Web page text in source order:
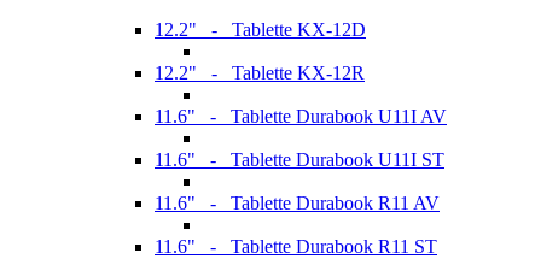
12.2" - Tablette KX-12D
12.2" - Tablette KX-12R
11.6" - Tablette Durabook U11I AV
11.6" - Tablette Durabook U11I ST
11.6" - Tablette Durabook R11 AV
11.6" - Tablette Durabook R11 ST